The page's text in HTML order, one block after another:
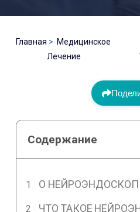
Главная
Медицинское
Лечение
Содержание
О
ЧТО ТАКОЕ